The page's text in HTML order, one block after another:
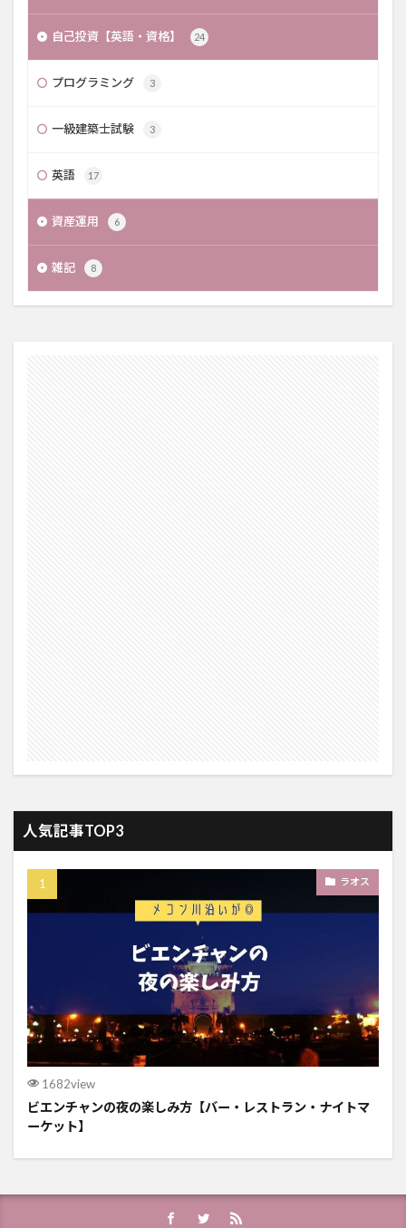
自己投資【英語・資格】 24
プログラミング 3
一級建築士試験 3
英語 17
資産運用 6
雑記 8
人気記事TOP3
ラオス
1682view
ビエンチャンの夜の楽しみ方【バー・レストラン・ナイトマ
ーケット】